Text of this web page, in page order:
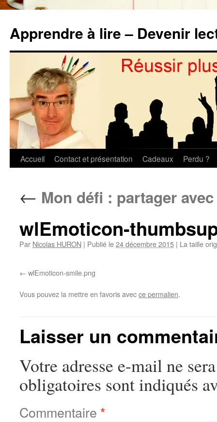
contenu
Apprendre à lire – Devenir
Accueil Contact et présentation Cadeaux Perdu ?
← Mon défi : partager
wlEmoticon-
Par Nicolas HURON | Publié le24 décembre 2015 | La taille
wlEmoticon-smile.png
Vous pouvez la mettre en favoris avecce permalien.
Laisser un
Votre adresse e-mail ne
obligatoires sont indiqués
Commentaire *